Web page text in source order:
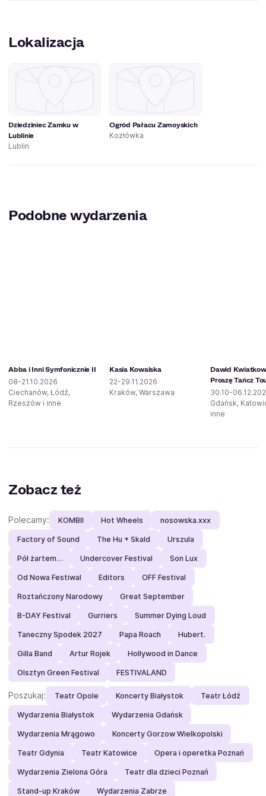
Lokalizacja
Dziedziniec Zamku w
Lublinie
Lublin
Ogród Pałacu Zamoyskich
Kozłówka
Podobne wydarzenia
Abba i Inni Symfonicznie II
08-21.10.2026
Ciechanów, Łódź,
Rzeszów i inne
Kasia Kowalska
22-29.11.2026
Kraków, Warszawa
Dawid
Proszę Tańcz
30.10-
Gdańsk,
inne
Zobacz też
Polecamy: KOMBII Hot Wheels nosowska.xxx
Factory of Sound The Hu + Skald Urszula
Pół żartem… Undercover Festival Son Lux
Od Nowa Festiwal Editors OFF Festival
Roztańczony Narodowy Great September
B-DAY Festival Gurriers Summer Dying Loud
Taneczny Spodek 2027 Papa Roach Hubert.
Gilla Band Artur Rojek Hollywood in Dance
Olsztyn Green Festival FESTIVALAND
Poszukaj: Teatr Opole Koncerty Białystok Teatr Łódź
Wydarzenia Białystok Wydarzenia Gdańsk
Wydarzenia Mrągowo Koncerty Gorzow Wielkopolski
Teatr Gdynia Teatr Katowice Opera i operetka Poznań
Wydarzenia Zielona Góra Teatr dla dzieci Poznań
Stand-up Kraków Wydarzenia Zabrze